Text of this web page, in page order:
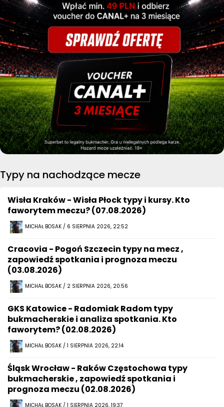
Typy na nachodzące mecze
Wisła Kraków - Wisła Płock typy i kursy. Kto
faworytem meczu? (07.08.2026)
MICHAŁ BOSAK / 6 SIERPNIA 2026, 22:52
Cracovia - Pogoń Szczecin typy na mecz ,
zapowiedź spotkania i prognoza meczu
(03.08.2026)
MICHAŁ BOSAK / 2 SIERPNIA 2026, 20:56
GKS Katowice - Radomiak Radom typy
bukmacherskie i analiza spotkania. Kto
faworytem? (02.08.2026)
MICHAŁ BOSAK / 1 SIERPNIA 2026, 22:14
Śląsk Wrocław - Raków Częstochowa typy
bukmacherskie , zapowiedź spotkania i
prognoza meczu (02.08.2026)
MICHAŁ BOSAK / 1 SIERPNIA 2026, 19:37